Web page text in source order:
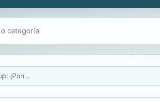
RESUMEN - 100€ Startup: ¡Ponte En Marcha! Conviértete En Emprendedor Y Reinventa Tu Futuro por Chris Guillebeau